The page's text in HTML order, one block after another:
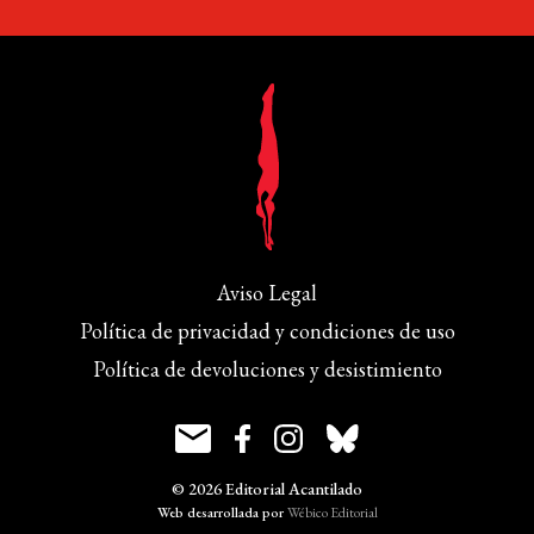
Aviso Legal
Política de privacidad y condiciones de uso
Política de devoluciones y desistimiento
© 2026 Editorial Acantilado
Web desarrollada porWébico Editorial